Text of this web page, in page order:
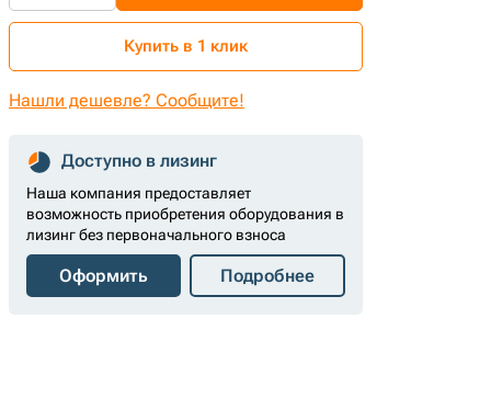
Купить в 1 клик
Нашли дешевле? Сообщите!
Доступно в лизинг
Наша компания предоставляет
возможность приобретения оборудования в
лизинг без первоначального взноса
Оформить Подробнее